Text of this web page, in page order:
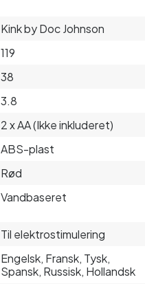
Kink by Doc Johnson
119
38
3.8
2 x AA (Ikke inkluderet)
ABS-plast
Rød
Vandbaseret
Til elektrostimulering
Engelsk, Fransk, Tysk,
Spansk, Russisk, Hollandsk